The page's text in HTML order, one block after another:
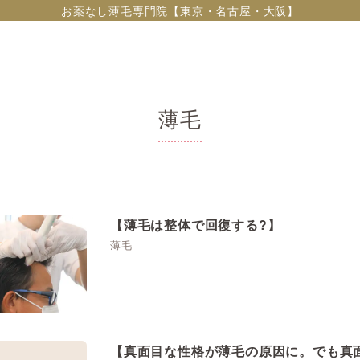
お薬なし薄毛専門院【東京・名古屋・大阪】
薄毛
【薄毛は整体で回復する?】
薄毛
【真面目な性格が薄毛の原因に。でも真